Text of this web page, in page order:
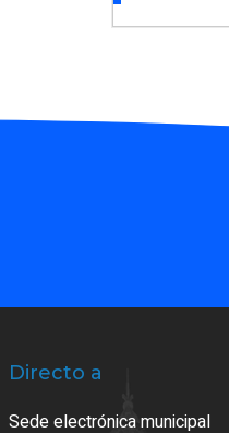
Directo a
Sede electrónica municipal